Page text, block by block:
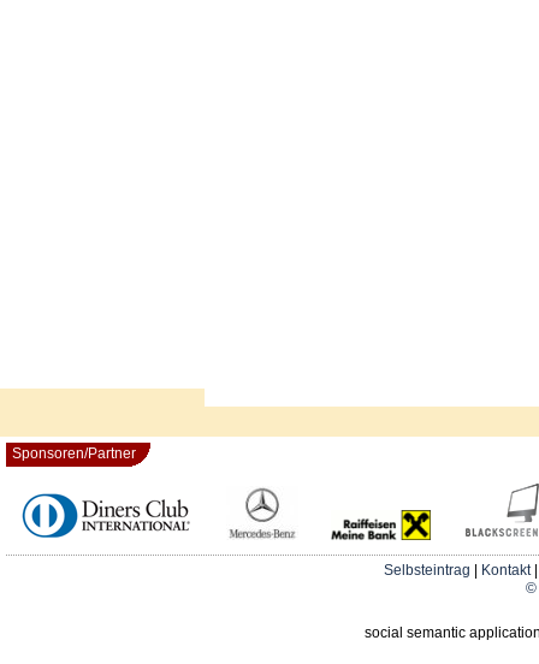
Sponsoren/Partner
Selbsteintrag Kontakt
©
social semantic